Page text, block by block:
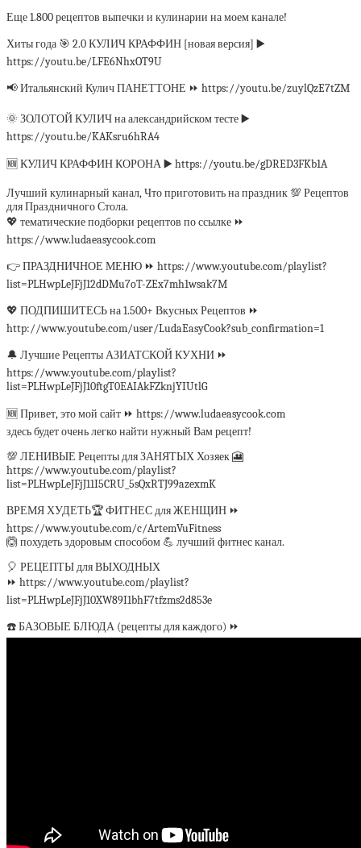
Еще 1.800 рецептов выпечки и кулинарии на моем канале!
Хиты года 🎯 2.0 КУЛИЧ КРАФФИН [новая версия] ▶️
https://youtu.be/LFE6NhxOT9U
📢 Итальянский Кулич ПАНЕТТОНЕ ⏩ https://youtu.be/zuylQzE7tZM
🌞 ЗОЛОТОЙ КУЛИЧ на александрийском тесте ▶️
https://youtu.be/KAKsru6hRA4
🆕 КУЛИЧ КРАФФИН КОРОНА ▶️ https://youtu.be/gDRED3FKb1A
Лучший кулинарный канал, Что приготовить на праздник 💯 Рецептов
для Праздничного Стола.
💖 тематические подборки рецептов по ссылке ⏩
https://www.ludaeasycook.com
👉 ПРАЗДНИЧНОЕ МЕНЮ ⏩ https://www.youtube.com/playlist?
list=PLHwpLeJFjJ12dDMu7oT-ZEx7mh1wsak7M
💖 ПОДПИШИТЕСЬ на 1.500+ Вкусных Рецептов ⏩
http://www.youtube.com/user/LudaEasyCook?sub_confirmation=1
🔔 Лучшие Рецепты АЗИАТСКОЙ КУХНИ ⏩
https://www.youtube.com/playlist?
list=PLHwpLeJFjJ10ftgT0EAIAkFZknjYIUtlG
🆕 Привет, это мой сайт ⏩ https://www.ludaeasycook.com
здесь будет очень легко найти нужный Вам рецепт!
💯 ЛЕНИВЫЕ Рецепты для ЗАНЯТЫХ Хозяек 🎦
https://www.youtube.com/playlist?
list=PLHwpLeJFjJ11I5CRU_5sQxRTJ99azexmK
ВРЕМЯ ХУДЕТЬ🏆 ФИТНЕС для ЖЕНЩИН ⏩
https://www.youtube.com/c/ArtemVuFitness
🙆 похудеть здоровым способом 💪 лучший фитнес канал.
🎈 РЕЦЕПТЫ для ВЫХОДНЫХ
⏩ https://www.youtube.com/playlist?
list=PLHwpLeJFjJ10XW89I1bhF7tfzms2d853e
☎️ БАЗОВЫЕ БЛЮДА (рецепты для каждого) ⏩